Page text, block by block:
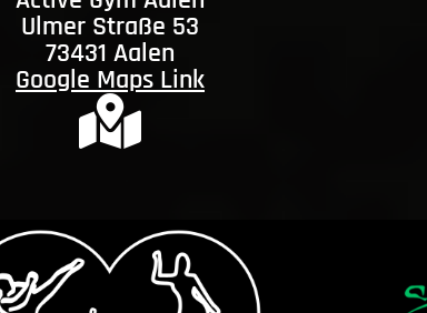
Ulmer Straße 53
73431 Aalen
Google Maps Link